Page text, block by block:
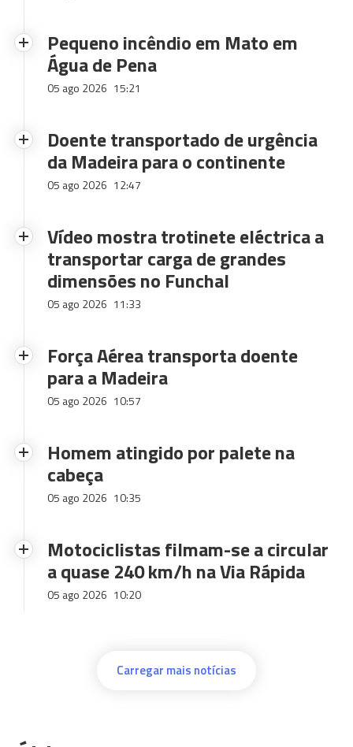
Pequeno incêndio em Mato em
Água de Pena
05 ago 2026 15:21
Doente transportado de urgência
da Madeira para o continente
05 ago 2026 12:47
Vídeo mostra trotinete eléctrica a
transportar carga de grandes
dimensões no Funchal
05 ago 2026 11:33
Força Aérea transporta doente
para a Madeira
05 ago 2026 10:57
Homem atingido por palete na
cabeça
05 ago 2026 10:35
Motociclistas filmam-se a circular
a quase 240 km/h na Via Rápida
05 ago 2026 10:20
Carregar mais notícias